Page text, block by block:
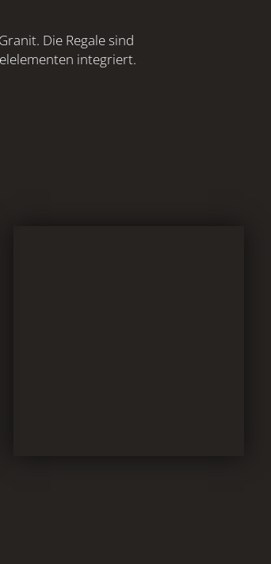
Die Regale sind
integriert.